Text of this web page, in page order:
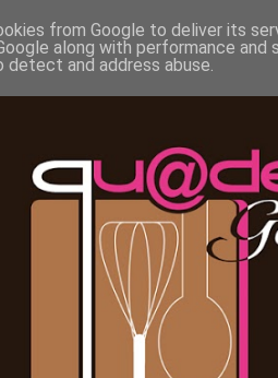
from Google to deliver its
along with performance
and address abuse.